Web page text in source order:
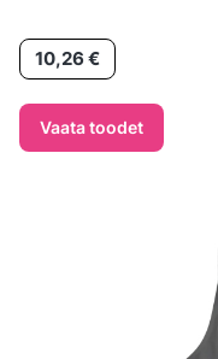
Hind10,26 €
Vaata toodet